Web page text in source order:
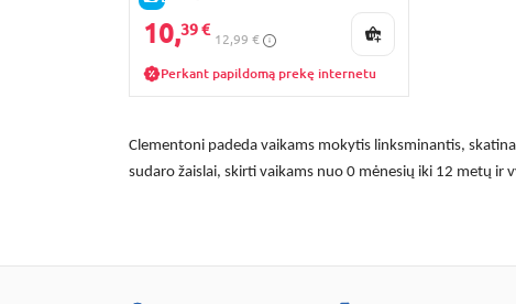
10,39 €
12,99 €
Perkant papildomą prekę internetu
Clementoni padeda vaikams mokytis linksminantis,
sudaro žaislai, skirti vaikams nuo 0 mėnesių iki 12 metų ir